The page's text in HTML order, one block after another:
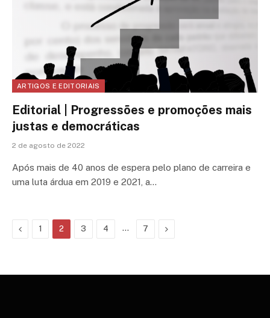
ARTIGOS E EDITORIAIS
Editorial | Progressões e promoções mais
justas e democráticas
2 de agosto de 2022
Após mais de 40 anos de espera pelo plano de carreira e
uma luta árdua em 2019 e 2021, a…
Previous
1 2 3 4 … 7 Next